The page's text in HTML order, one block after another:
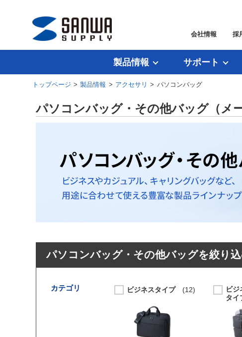
会社情報 採
製品情報 サポート
トップページ >製品情報 > アクセサリ > パソコンバッグ
パソコンバッグ・その他バッグ（メ
パソコンバッグ・その他バッグを絞り
カテゴリ ビジネスタイプ (12)
ビジ
タイ